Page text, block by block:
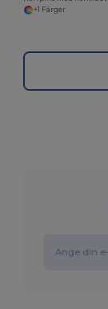
+1 Färger